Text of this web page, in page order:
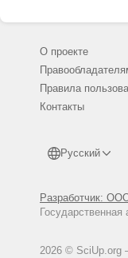
О проекте
Правила
Контакты
Русский
Разработчик:
2026 © SciUp.org